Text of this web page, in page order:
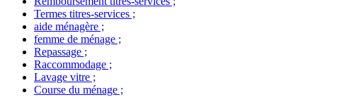
Termes titres-services ;
aide ménagère ;
femme de ménage ;
Repassage ;
Raccommodage ;
Lavage vitre ;
Course du ménage ;